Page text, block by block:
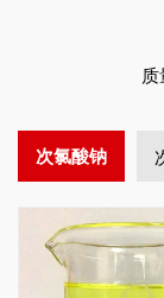
次氯酸钠